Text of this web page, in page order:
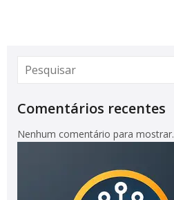
Comentários recentes
Nenhum comentário para mostrar.